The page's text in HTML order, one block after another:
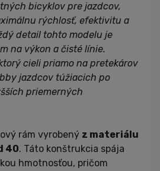
bicyklov pre jazdcov,
rýchlosť, efektivitu a
detail tohto modelu je
na výkon a čisté línie.
cieli priamo na pretekárov
jazdcov túžiacich po
priemerných
rám vyrobený z materiálu
40. Táto konštrukcia spája
hmotnosťou, pričom